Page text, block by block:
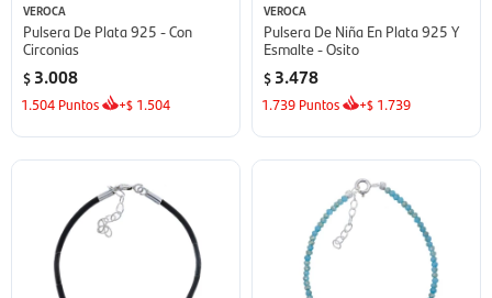
VEROCA
Pulsera De Plata 925 - Con
Circonias
$ 3.008
1.504 Puntos +$ 1.504
VEROCA
Pulsera De Niña En Plata 925 Y
Esmalte - Osito
$ 3.478
1.739 Puntos +$ 1.739